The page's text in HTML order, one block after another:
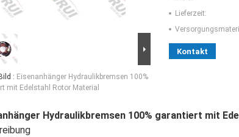
: Eisenanhänger Hydraulikbremsen 100%
mit Edelstahl Rotor Material
Lieferzeit:
Kontakt
Hydraulikbremsen 100% garantiert mit